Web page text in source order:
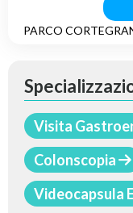
PARCO
Visita
Colonscopia
Videocapsula